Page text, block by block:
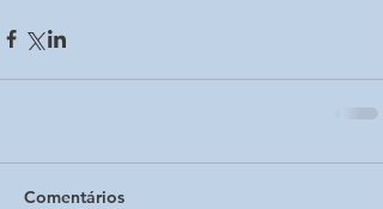
Comentários